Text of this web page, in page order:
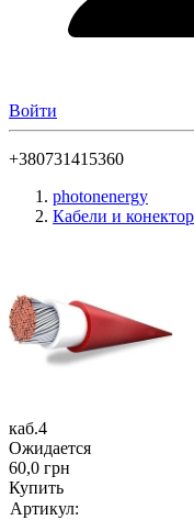
Войти
+380731415360
photonenergy
Кабели и
каб.4
Ожидается
60,0 грн
Купить
Артикул: